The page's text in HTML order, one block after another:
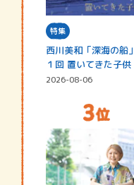
特集
西川美和「深海の船
１回 置いてきた子供
2026-08-06